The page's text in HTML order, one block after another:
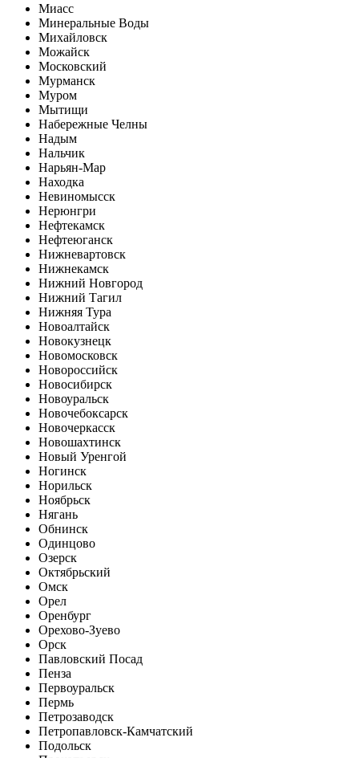
Миасс
Минеральные Воды
Михайловск
Можайск
Московский
Мурманск
Муром
Мытищи
Набережные Челны
Надым
Нальчик
Нарьян-Мар
Находка
Невиномысск
Нерюнгри
Нефтекамск
Нефтеюганск
Нижневартовск
Нижнекамск
Нижний Новгород
Нижний Тагил
Нижняя Тура
Новоалтайск
Новокузнецк
Новомосковск
Новороссийск
Новосибирск
Новоуральск
Новочебоксарск
Новочеркасск
Новошахтинск
Новый Уренгой
Ногинск
Норильск
Ноябрьск
Нягань
Обнинск
Одинцово
Озерск
Октябрьский
Омск
Орел
Оренбург
Орехово-Зуево
Орск
Павловский Посад
Пенза
Первоуральск
Пермь
Петрозаводск
Петропавловск-Камчатский
Подольск